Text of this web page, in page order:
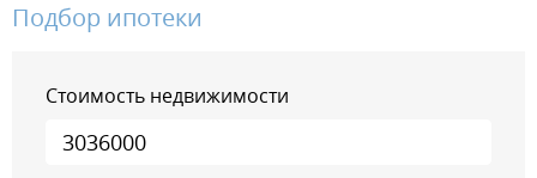
Подбор ипотеки
Стоимость недвижимости